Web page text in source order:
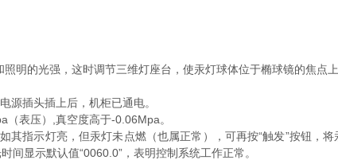
的光强，这时调节三维灯座台，使汞灯球体位于椭球镜的焦点上
插头插上后，机柜已通电。
表压）,真空度高于-0.06Mpa。
指示灯亮，但汞灯未点燃（也属正常），可再按“触发”按钮，将
间显示默认值“0060.0”，表明控制系统工作正常。